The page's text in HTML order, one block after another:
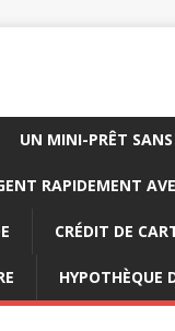
UN MINI-PRÊT
RAPIDEMENT
CRÉDIT DE
HYPOTHÈQUE